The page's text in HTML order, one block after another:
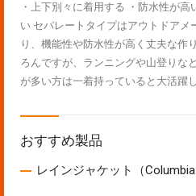
・上下別々に着用する ・防水性が
い セパレートタイプはアウトドアメ
り、機能性や防水性が高く丈夫な作
ろんですが、ランニングや山登りな
が多い方は一着持っていると大活躍
おすすめ製品
レインジャケット（Columbia